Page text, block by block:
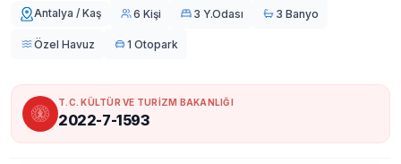
Antalya / Kaş 6 Kişi 3 Y.Odası 3 Banyo
Özel Havuz 1 Otopark
T.C. KÜLTÜR VE TURİZM BAKANLIĞI
2022-7-1593